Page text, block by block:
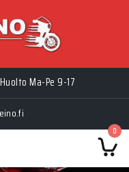
Ma-Pe 9-17
0